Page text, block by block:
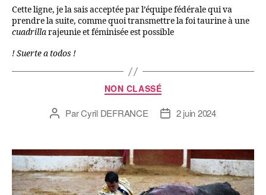
Cette ligne, je la sais acceptée par l’équipe fédérale qui va
prendre la suite, comme quoi transmettre la foi taurine à une
cuadrillarajeunie et féminisée est possible
! Suerte a todos !
NON CLASSÉ
ParCyril DEFRANCE 2 juin 2024